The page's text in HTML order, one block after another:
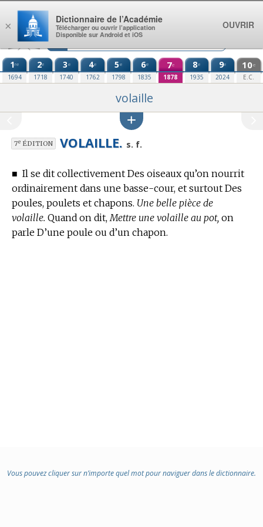
Aller au contenu
1re
1694
2e
1718
3e
1740
4e
1762
5e
1798
6e
1835
7e
1878
8e
1935
9e
2024
10e
E.C.
volaille
7eÉDITION VOLAILLE. s. f.
■ Il se dit collectivement Des oiseaux qu’on nourrit
ordinairement dans une basse-cour, et surtout Des
poules, poulets et chapons. Une belle pièce de
volaille. Quand on dit,Mettre une volaille au pot, on
parle D’une poule ou d’un chapon.
Vous pouvez cliquer sur n’importe quel mot pour naviguer dans le dictionnaire.
×
Dictionnaire de l’Académie
Télécharger ou ouvrir l’application
Disponible sur Android et iOS
OUVRIR